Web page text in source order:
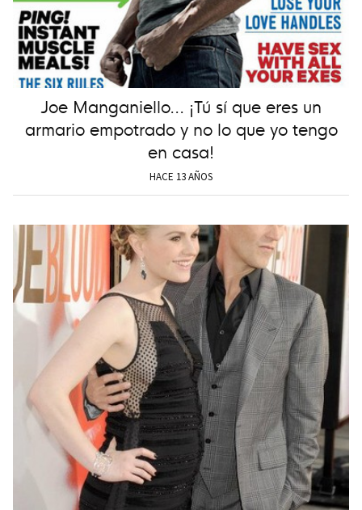
Joe Manganiello... ¡Tú sí que eres un
armario empotrado y no lo que yo tengo
en casa!
HACE 13 AÑOS